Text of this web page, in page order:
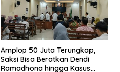
Amplop 50 Juta Terungkap,
Saksi Bisa Beratkan Dendi
Ramadhona hingga Kasus